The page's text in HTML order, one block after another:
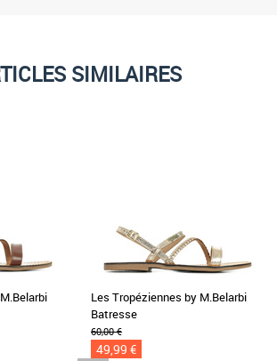
SIMILAIRES
Les Tropéziennes by M.Belarbi
Batresse
60,00 €
49,99 €